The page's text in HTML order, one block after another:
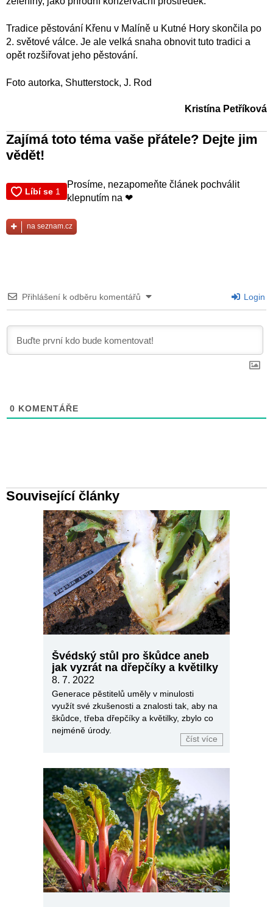
Tradice pěstování Křenu v Malíně u Kutné Hory skončila po
2. světové válce. Je ale velká snaha obnovit tuto tradici a
opět rozšiřovat jeho pěstování.
Foto autorka, Shutterstock, J. Rod
Kristína Petříková
Zajímá toto téma vaše přátele? Dejte jim
vědět!
Prosíme, nezapomeňte článek pochválit
klepnutím na ❤
na seznam.cz
Přihlášení k odběru komentářů Login
0 KOMENTÁŘE
Související články
Švédský stůl pro škůdce aneb
jak vyzrát na dřepčíky a květilky
8. 7. 2022
Generace pěstitelů uměly v minulosti
využít své zkušenosti a znalosti tak, aby na
škůdce, třeba dřepčíky a květilky, zbylo co
nejméně úrody.
číst více